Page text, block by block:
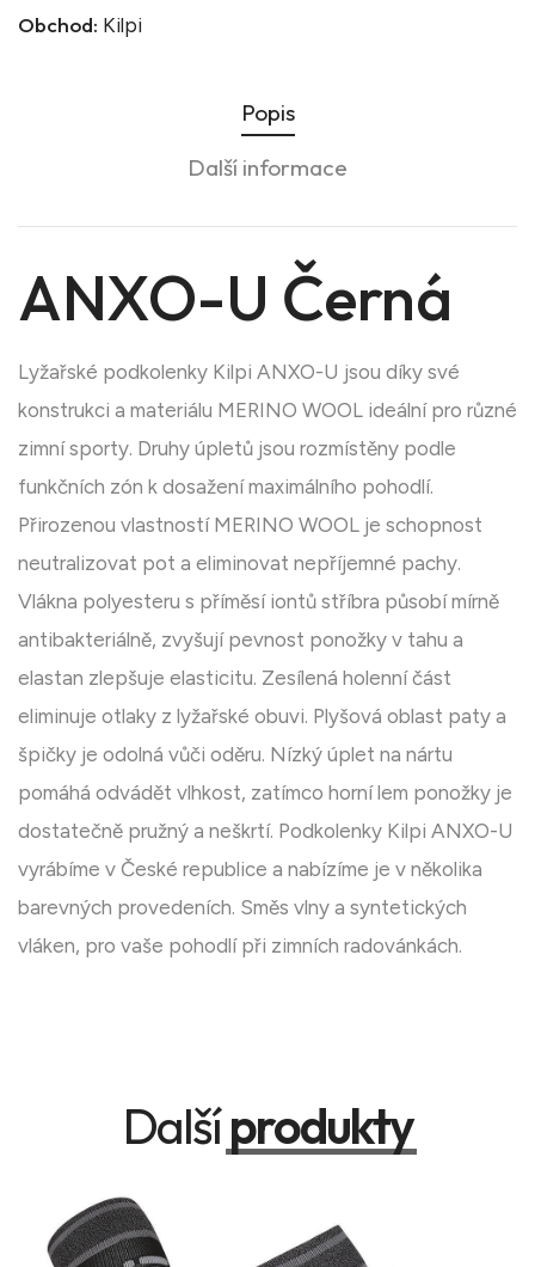
Obchod: Kilpi
Popis
Další informace
ANXO-U Černá
Lyžařské podkolenky Kilpi ANXO-U jsou díky své
konstrukci a materiálu MERINO WOOL ideální pro různé
zimní sporty. Druhy úpletů jsou rozmístěny podle
funkčních zón k dosažení maximálního pohodlí.
Přirozenou vlastností MERINO WOOL je schopnost
neutralizovat pot a eliminovat nepříjemné pachy.
Vlákna polyesteru s příměsí iontů stříbra působí mírně
antibakteriálně, zvyšují pevnost ponožky v tahu a
elastan zlepšuje elasticitu. Zesílená holenní část
eliminuje otlaky z lyžařské obuvi. Plyšová oblast paty a
špičky je odolná vůči oděru. Nízký úplet na nártu
pomáhá odvádět vlhkost, zatímco horní lem ponožky je
dostatečně pružný a neškrtí. Podkolenky Kilpi ANXO-U
vyrábíme v České republice a nabízíme je v několika
barevných provedeních. Směs vlny a syntetických
vláken, pro vaše pohodlí při zimních radovánkách.
Dalšíprodukty